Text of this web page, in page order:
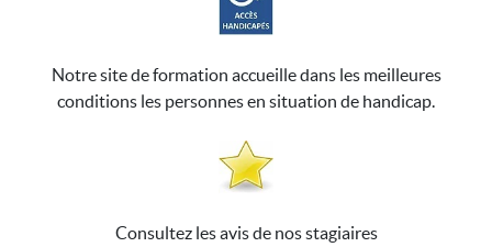
Notre site de formation accueille dans les meilleures
conditions les personnes en situation de handicap.
Consultez les avis de nos stagiaires